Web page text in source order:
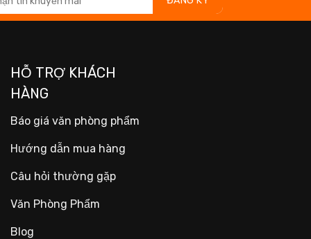
HỖ TRỢ KHÁCH
HÀNG
Báo giá văn phòng phẩm
Hướng dẫn mua hàng
Câu hỏi thường gặp
Văn Phòng Phẩm
Blog